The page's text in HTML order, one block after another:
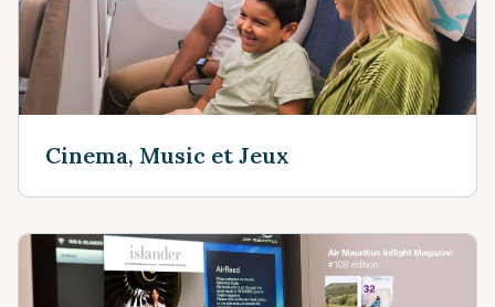
Cinema, Music et Jeux